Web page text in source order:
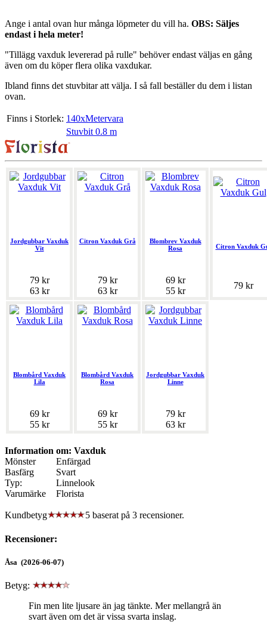
Ange i antal ovan hur många löpmeter du vill ha. OBS: Säljes
endast i hela meter!
"Tillägg vaxduk levererad på rulle" behöver endast väljas en gång
även om du köper flera olika vaxdukar.
Ibland finns det stuvbitar att välja. I så fall beställer du dem i listan
ovan.
Finns i Storlek: 140xMetervara
Stuvbit 0.8 m
Jordgubbar Vaxduk
Vit
79 kr
63 kr
Citron Vaxduk Grå
79 kr
63 kr
Blombrev Vaxduk
Rosa
69 kr
55 kr
Citron Vaxduk
79 kr
Blombård Vaxduk
Lila
69 kr
55 kr
Blombård Vaxduk
Rosa
69 kr
55 kr
Jordgubbar Vaxduk
Linne
79 kr
63 kr
Information om: Vaxduk
Mönster
Enfärgad
Basfärg
Svart
Typ:
Linnelook
Varumärke
Florista
Kundbetyg 5 baserat på 3 recensioner.
Recensioner:
Åsa (2026-06-07)
Betyg:
Fin men lite ljusare än jag tänkte. Mer mellangrå än
svart även om det är vissa svarta inslag.